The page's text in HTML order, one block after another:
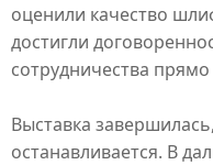
оценили качество
достигли
сотрудничества
Выставка
останавливается. В